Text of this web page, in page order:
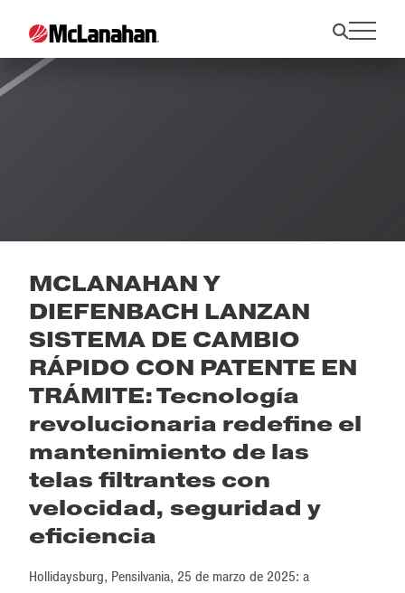
Noticias
MCLANAHAN Y
DIEFENBACH LANZAN
SISTEMA DE CAMBIO
RÁPIDO CON PATENTE EN
TRÁMITE: Tecnología
revolucionaria redefine el
mantenimiento de las
telas filtrantes con
velocidad, seguridad y
eficiencia
Hollidaysburg, Pensilvania, 25 de marzo de 2025: a